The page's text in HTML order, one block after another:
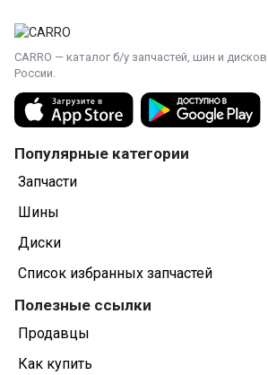
CARRO — каталог б/у запчастей, шин и
России.
Популярные категории
Запчасти
Шины
Диски
Список избранных запчастей
Полезные ссылки
Продавцы
Как купить